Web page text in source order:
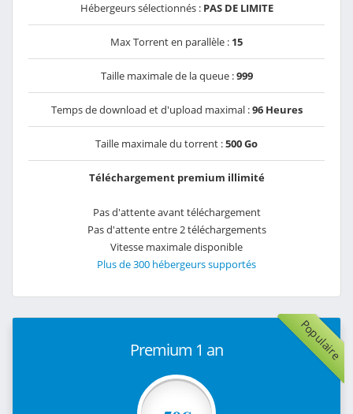
Hébergeurs sélectionnés : PAS DE LIMITE
Max Torrent en parallèle : 15
Taille maximale de la queue :999
Temps de download et d'upload maximal :96 Heures
Taille maximale du torrent :500 Go
Téléchargement premium illimité
Pas d'attente avant téléchargement
Pas d'attente entre 2 téléchargements
Vitesse maximale disponible
Plus de 300 hébergeurs supportés
Populaire
Premium 1 an